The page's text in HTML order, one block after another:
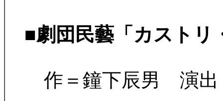
■劇団民藝「カスト
作＝鐘下辰男 演出